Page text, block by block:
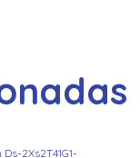
Proximidade R10